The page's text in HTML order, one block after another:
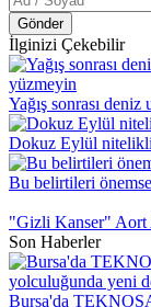
Gönder
İlginizi Çekebilir
Yağış sonrası
Dokuz Eylül
Bu belirtileri
"Gizli Kanser" Aort
Son Haberler
Bursa'da